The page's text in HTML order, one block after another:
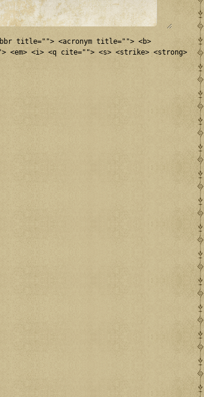
title=""> <acronym title=""> <b>
<em> <i> <q cite=""> <s> <strike> <strong>